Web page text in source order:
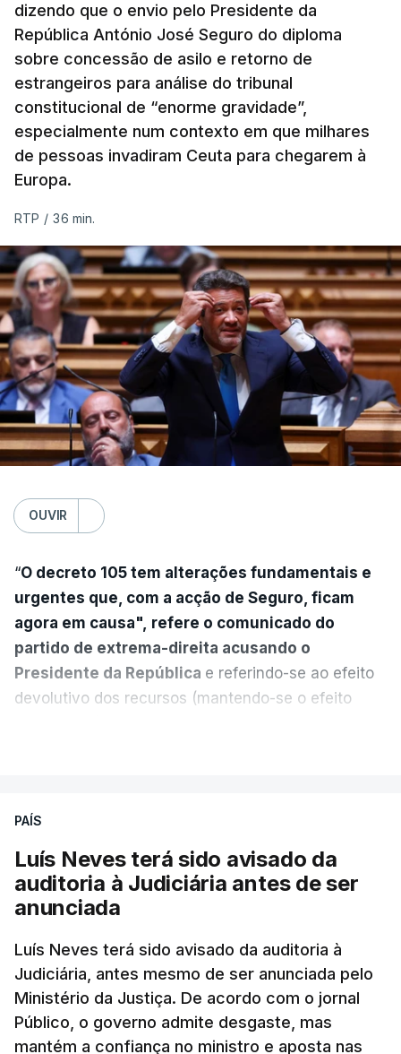
dizendo que o envio pelo Presidente da
República António José Seguro do diploma
sobre concessão de asilo e retorno de
estrangeiros para análise do tribunal
constitucional de “enorme gravidade”,
especialmente num contexto em que milhares
de pessoas invadiram Ceuta para chegarem à
Europa.
RTP / 36 min.
OUVIR
“O decreto 105 tem alterações fundamentais e
urgentes que, com a acção de Seguro, ficam
agora em causa", refere o comunicado do
partido de extrema-direita acusando o
Presidente da República e referindo-se ao efeito
devolutivo dos recursos (mantendo-se o efeito
quanto à possibilidade de expulsar do país
cidadãos adultos em situação ilegal, se
tiverem filhos menores.
prazo de 60 dias, os imigrantes terão que ser
libertados,ainda que os seus pedidos de asilo
tenham sido rejeitados pelas autoridades
competentes”, referem.
PAÍS
Luís Neves terá sido avisado da
auditoria à Judiciária antes de ser
anunciada
Luís Neves terá sido avisado da auditoria à
Judiciária, antes mesmo de ser anunciada pelo
Ministério da Justiça. De acordo com o jornal
Público, o governo admite desgaste, mas
mantém a confiança no ministro e aposta nas